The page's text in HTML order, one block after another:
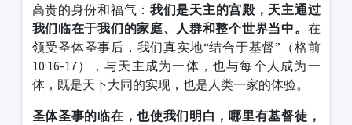
高贵的身份和福气： 我们是天主的宫殿，天主通过
我们临在于我们的家庭、人群和整个世界当中。 在
领受圣体圣事后，我们真实地“结合于基督”（格前
10:16-17），与天主成为一体，也与每个人成为一
体，既是天下大同的实现，也是人类一家的体验。
圣体圣事的临在，也使我们明白，哪里有基督徒，